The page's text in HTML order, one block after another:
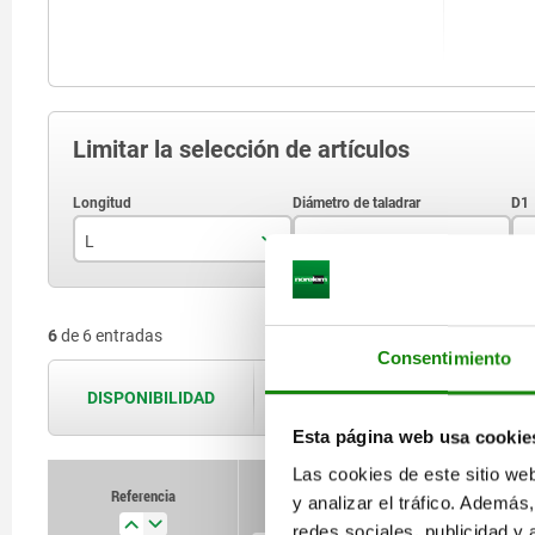
Consentimiento
Esta página web usa
Las cookies de este sitio
y analizar el tráfico.
Limitar la selección de artículos
L
12,1
17,1
21,8 25
30
35
6de 6 entradas
DISPONIBILIDAD Las disponibilidades se actualizan
Referencia
D D1 D2